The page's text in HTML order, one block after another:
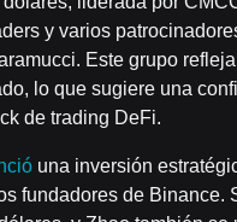
y varios
Este grupo
lo que sugiere una
de trading DeFi.
una inversión
fundadores de